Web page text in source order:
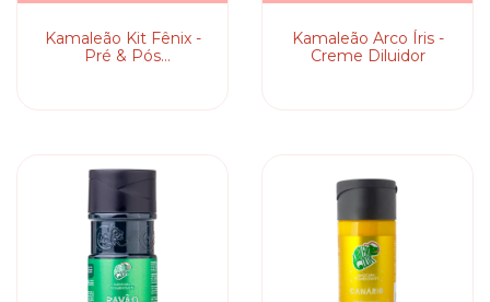
Kamaleão Kit Fênix -
Pré & Pós
Kamaleão Arco Íris -
Creme Diluidor